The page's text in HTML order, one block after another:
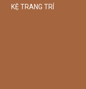
KỆ TRANG TRÍ